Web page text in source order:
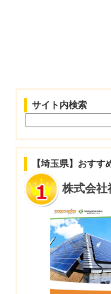
サイト内検索
【埼玉県】おす
株式会社